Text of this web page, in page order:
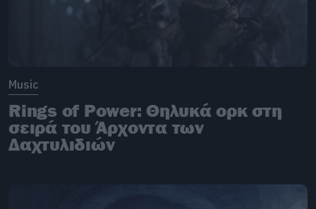
Music
Rings of Power: Θηλυκά ορκ στη
σειρά του Άρχοντα των
Δαχτυλιδιών